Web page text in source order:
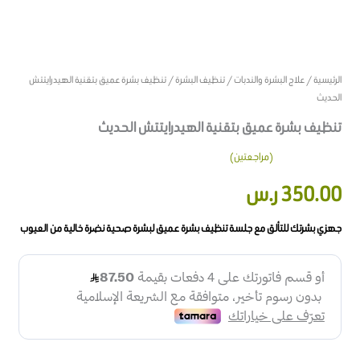
الرئيسية/علاج البشرة والندبات/تنظيف البشرة/ تنظيف بشرة عميق بتقنية الهيدرايتتش
الحديث
تنظيف بشرة عميق بتقنية الهيدرايتتش الحديث
5.00
من 5
بناءً على
العملاء
(مراجعتين)
350.00ر.س
جهزي بشرتك للتألق مع جلسة تنظيف بشرة عميق لبشرة صحية نضرة خالية من العيوب